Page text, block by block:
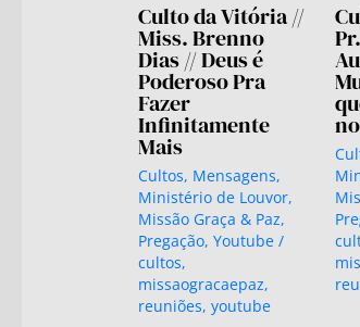
Culto da Vitória //
Miss. Brenno
Dias // Deus é
Poderoso Pra
Fazer
Infinitamente
Mais
Cultos, Mensagens,
Ministério de Louvor,
Missão Graça & Paz,
Pregação, Youtube/
cultos,
missaogracaepaz,
reuniões, youtube